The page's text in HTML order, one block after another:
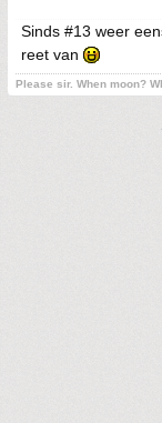
Sinds #13 weer
reet van
Please sir. When moon?